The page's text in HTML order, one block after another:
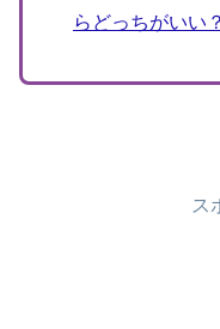
らどっちがいい？
ス